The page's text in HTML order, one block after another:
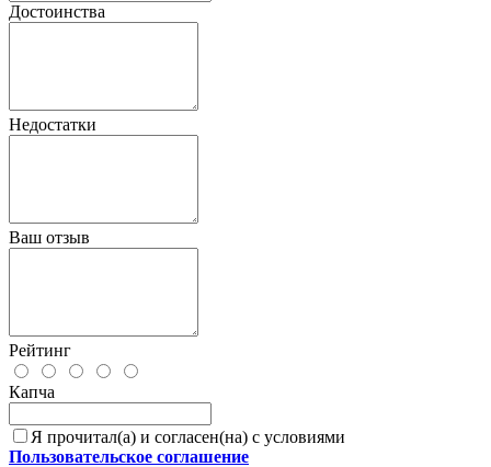
Достоинства
Недостатки
Ваш отзыв
Рейтинг
Капча
Я прочитал(а) и согласен(на) с условиями
Пользовательское соглашение